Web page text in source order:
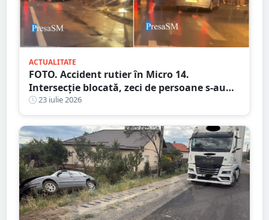
ACTUALITATE
FOTO. Accident rutier în Micro 14.
Intersecție blocată, zeci de persoane s-au
adunat în zonă
23 iulie 2026